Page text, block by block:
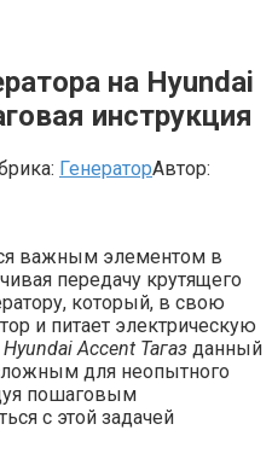
на Hyundai
инструкция
ГенераторАвтор:
важным элементом в
передачу крутящего
который, в свою
и питает электрическую
Hyundai Accent Тагаз данный
для неопытного
пошаговым
с этой задачей